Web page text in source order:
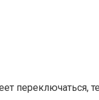
переключаться,